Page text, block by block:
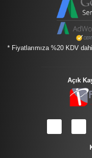
* Fiyatlarımıza %20 KDV
Açık